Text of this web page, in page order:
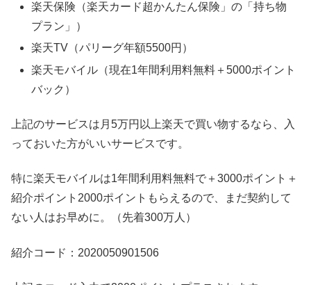
楽天保険（楽天カード超かんたん保険」の「持ち物
プラン」）
楽天TV（パリーグ年額5500円）
楽天モバイル（現在1年間利用料無料＋5000ポイント
バック）
上記のサービスは月5万円以上楽天で買い物するなら、入
っておいた方がいいサービスです。
特に楽天モバイルは1年間利用料無料で＋3000ポイント＋
紹介ポイント2000ポイントもらえるので、まだ契約して
ない人はお早めに。（先着300万人）
紹介コード：2020050901506